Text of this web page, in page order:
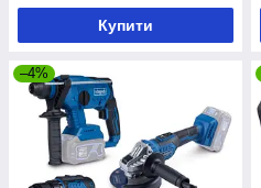
Купити
–4%